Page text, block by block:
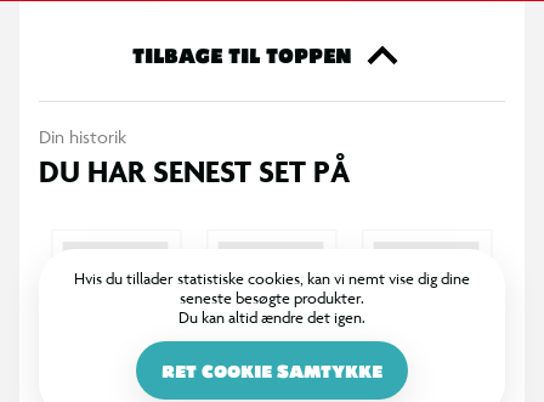
TILBAGE TIL TOPPEN
Din historik
DU HAR SENEST SET PÅ
Hvis du tillader statistiske cookies, kan vi nemt vise dig dine
seneste besøgte produkter.
Du kan altid ændre det igen.
RET COOKIE SAMTYKKE